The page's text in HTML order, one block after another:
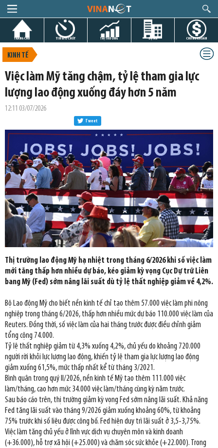
TRANG CHỦ TIN GIỜ CHÓT THỊ TRƯỜNG DỰ ÁN CHỨNG KHOÁN
KINH TẾ
Việc làm Mỹ tăng chậm, tỷ lệ tham gia lực
lượng lao động xuống đáy hơn 5 năm
12:11 03/07/2026
Tweet
Thị trường lao động Mỹ hạ nhiệt trong tháng 6/2026 khi số việc làm
mới tăng thấp hơn nhiều dự báo, kéo giảm kỳ vọng Cục Dự trữ Liên
bang Mỹ (Fed) sớm nâng lãi suất dù tỷ lệ thất nghiệp giảm về 4,2%.
Bộ Lao động Mỹ cho biết nền kinh tế chỉ tạo thêm 57.000 việc làm phi nông
nghiệp trong tháng 6/2026, thấp hơn nhiều mức dự báo 110.000 việc làm của
Reuters. Đồng thời, số việc làm của hai tháng trước được điều chỉnh giảm
tổng cộng 74.000.
Tỷ lệ thất nghiệp giảm từ 4,3% xuống 4,2%, chủ yếu do khoảng 720.000
người rời khỏi lực lượng lao động, khiến tỷ lệ tham gia lực lượng lao động
giảm xuống 61,5%, mức thấp nhất kể từ tháng 3/2021.
Bình quân trong quý II/2026, nền kinh tế Mỹ tạo thêm 111.000 việc
làm/tháng, cao hơn mức 34.000 việc làm/tháng cùng kỳ năm trước.
Sau báo cáo trên, thị trường giảm kỳ vọng Fed sớm nâng lãi suất. Khả năng
Fed tăng lãi suất vào tháng 9/2026 giảm xuống khoảng 60%, từ khoảng
75% trước khi số liệu được công bố. Fed hiện duy trì lãi suất ở 3,5-3,75%.
Việc làm tăng chủ yếu ở lĩnh vực dịch vụ chuyên môn và kinh doanh
(+36.000), hỗ trợ xã hội (+25.000) và chăm sóc sức khỏe (+22.000). Trong